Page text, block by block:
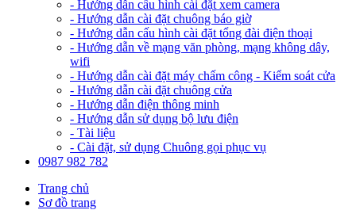
- Hướng dẫn cấu hình cài đặt xem camera
- Hướng dẫn cài đặt chuông báo giờ
- Hướng dẫn cấu hình cài đặt tổng đài điện thoại
- Hướng dẫn về mạng văn phòng, mạng không dây,
wifi
- Hướng dẫn cài đặt máy chấm công - Kiểm soát cửa
- Hướng dẫn cài đặt chuông cửa
- Hướng dẫn điện thông minh
- Hướng dẫn sử dụng bộ lưu điện
- Tài liệu
- Cài đặt, sử dụng Chuông gọi phục vụ
0987 982 782
Trang chủ
Sơ đồ trang